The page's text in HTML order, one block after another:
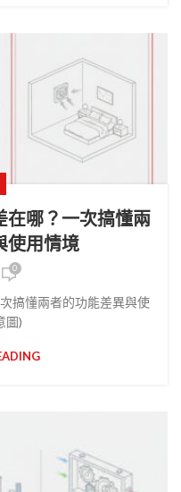
在哪？一次搞懂兩
使用情境
0
搞懂兩者的功能差異與使
圖)